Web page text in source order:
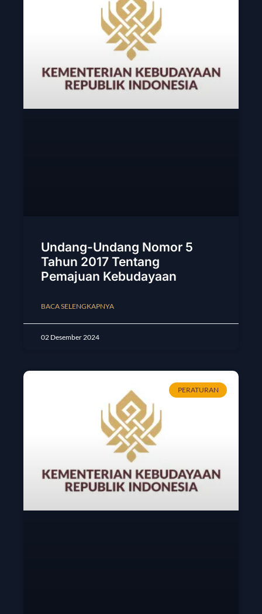
Undang-Undang Nomor 5
Tahun 2017 Tentang
Pemajuan Kebudayaan
BACA SELENGKAPNYA
02 Desember 2024
PERATURAN